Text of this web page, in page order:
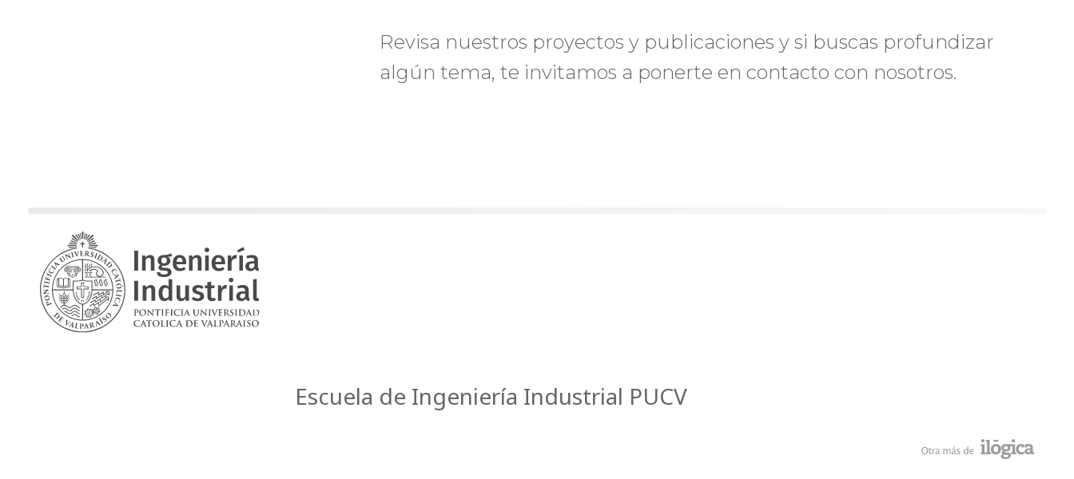
Revisa nuestros proyectos y publicaciones y si buscas profundizar
algún tema, te invitamos a ponerte en contacto con nosotros.
Escuela de Ingeniería Industrial PUCV